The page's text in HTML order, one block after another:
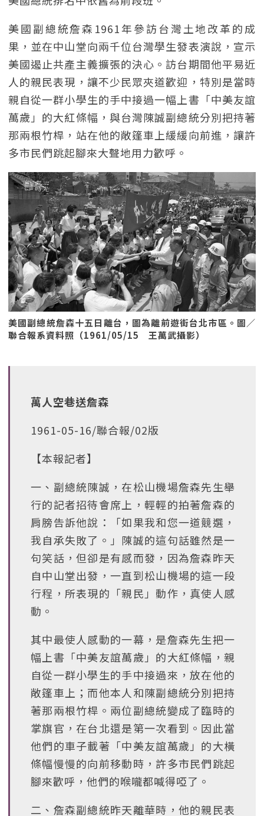
美國副總統詹森1961年參訪台灣土地改革的成
果，並在中山堂向兩千位台灣學生發表演說，宣示
美國遏止共產主義擴張的決心。訪台期間他平易近
人的親民表現，讓不少民眾夾道歡迎，特別是當時
親自從一群小學生的手中接過一幅上書「中美友誼
萬歲」的大紅條幅，與台灣陳誠副總統分別把持著
那兩根竹桿，站在他的敞篷車上緩緩向前進，讓許
多市民們跳起腳來大聲地用力歡呼。
美國副總統詹森十五日離台，圖為離前遊街台北市區。圖／
聯合報系資料照（1961/05/15 王萬武攝影）
萬人空巷送詹森
1961-05-16/聯合報/02版
【本報記者】
一、副總統陳誠，在松山機場詹森先生舉
行的記者招待會席上，輕輕的拍著詹森的
肩膀告訴他說：「如果我和您一道競選，
我自承失敗了。」陳誠的這句話雖然是一
句笑話，但卻是有感而發，因為詹森昨天
自中山堂出發，一直到松山機場的這一段
行程，所表現的「親民」動作，真使人感
動。
其中最使人感動的一幕，是詹森先生把一
幅上書「中美友誼萬歲」的大紅條幅，親
自從一群小學生的手中接過來，放在他的
敞篷車上；而他本人和陳副總統分別把持
著那兩根竹桿。兩位副總統變成了臨時的
掌旗官，在台北還是第一次看到。因此當
他們的車子載著「中美友誼萬歲」的大橫
條幅慢慢的向前移動時，許多市民們跳起
腳來歡呼，他們的喉嚨都喊得啞了。
二、詹森副總統昨天離華時，他的親民表